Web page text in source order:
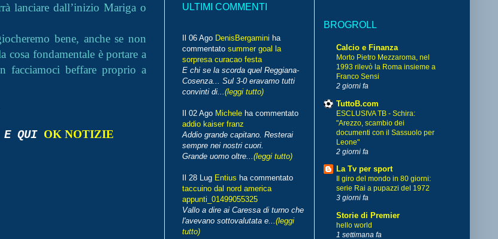
lanciare dall’inizio Mariga o
bene, anche se non
cosa fondamentale è portare a
facciamoci beffare proprio a
E QUI OK NOTIZIE
ULTIMI COMMENTI
Il 06 Ago DenisBergamini ha
commentato summer goal la
sorpresa curacao festa
E chi se la scorda quel Reggiana-
Cosenza... Sul 3-0 eravamo tutti
convinti di...(leggi tutto)
Il 02 Ago Michele ha commentato
addio kaiser franz
Addio grande capitano. Resterai
sempre nei nostri cuori.
Grande uomo oltre...(leggi tutto)
Il 28 Lug Entius ha commentato
taccuino dal nord america
appunti_01499055325
Vallo a dire ai Caressa di turno che
l'avevano sottovalutata e...(leggi
tutto)
BROGROLL
Calcio e Finanza
Morto Pietro Mezzaroma, nel
1993 rilevò la Roma insieme a
Franco Sensi
2 giorni fa
TuttoB.com
ESCLUSIVA TB - Schira:
"Arezzo, scambio dei
documenti con il Sassuolo per
Leone"
2 giorni fa
La Tv per sport
Il giro del mondo in 80 giorni:
serie Rai a pupazzi del 1972
3 giorni fa
Storie di Premier
hello world
1 settimana fa